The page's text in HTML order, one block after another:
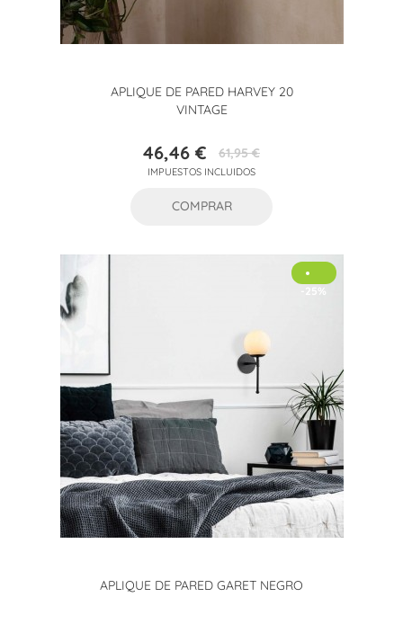
APLIQUE DE PARED HARVEY 20
VINTAGE
Precio
46,46 €Precio
base
61,95 €
IMPUESTOS INCLUIDOS
COMPRAR
APLIQUE DE PARED GARET NEGRO
-25%